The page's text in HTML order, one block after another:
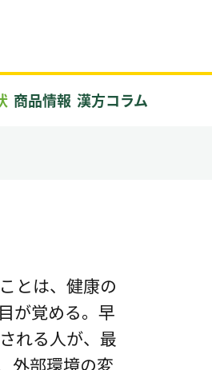
商品情報 漢方コラム
とは、健康の
が覚める。早
れる人が、最
外部環境の変